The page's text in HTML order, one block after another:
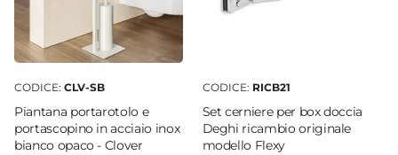
CODICE: CLV-SB
Piantana portarotolo e
portascopino in acciaio inox
bianco opaco - Clover
CODICE: RICB21
Set cerniere per box doccia
Deghi ricambio originale
modello Flexy